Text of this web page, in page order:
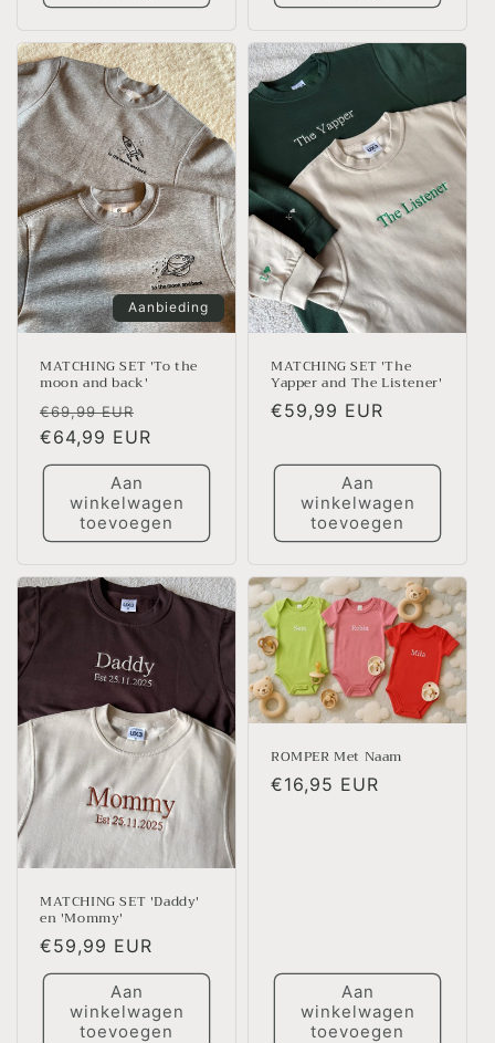
Aanbieding
MATCHING SET 'To the
moon and back'
Normale
prijs
€69,99 EUR
Aanbiedingsprijs
€64,99 EUR
Aan
winkelwagen
toevoegen
MATCHING SET 'The
Yapper and The Listener'
Normale
€59,99 EUR
Aan
winkelwagen
toevoegen
MATCHING SET 'Daddy'
en 'Mommy'
Normale
prijs
€59,99 EUR
Aan
winkelwagen
toevoegen
ROMPER Met Naam
Normale
€16,95 EUR
Aan
winkelwagen
toevoegen